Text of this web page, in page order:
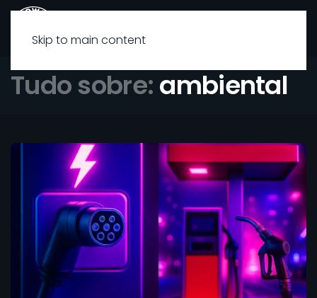
Skip to main content
Tudo sobre: ambiental